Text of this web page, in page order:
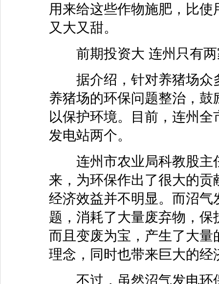
用来给这些作物施肥，比
又大又甜。
前期投资大 连州只有两
据介绍，针对养猪场众
养猪场的环保问题整治，
以保护环境。目前，连州
发电站两个。
连州市农业局科教股主
来，为环保作出了很大的
经济效益并不明显。而沼
题，消耗了大量废弃物，
而且变废为宝，产生了大
理念，同时也带来巨大的经
不过，虽然沼气发电环